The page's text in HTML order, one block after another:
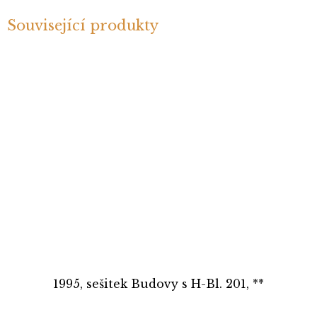
Související produkty
1995, sešitek Budovy s H-Bl. 201, **